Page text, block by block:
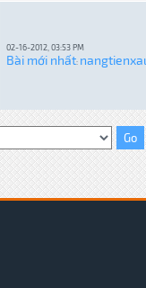
02-16-2012, 03:53 PM
Bài mới nhất: